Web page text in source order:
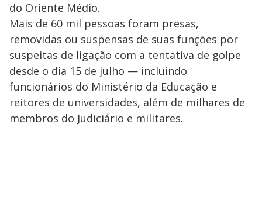
do Oriente Médio.
Mais de 60 mil pessoas foram presas,
removidas ou suspensas de suas funções por
suspeitas de ligação com a tentativa de golpe
desde o dia 15 de julho — incluindo
funcionários do Ministério da Educação e
reitores de universidades, além de milhares de
membros do Judiciário e militares.